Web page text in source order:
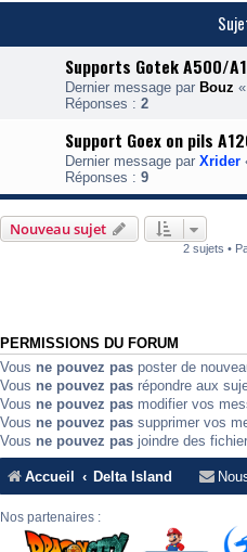
Supports Gotek A500/
Dernier message par Bouz «
Réponses : 2
Support Goex on pils
Dernier message par Xrider
Réponses : 9
Nouveau sujet
2 sujets •
PERMISSIONS DU FORUM
Vous ne pouvez pas poster de
Vous ne pouvez pas répondre aux
Vous ne pouvez pas modifier vos
Vous ne pouvez pas supprimer vos
Vous ne pouvez pas joindre des
Accueil Delta Island
Nos partenaires :